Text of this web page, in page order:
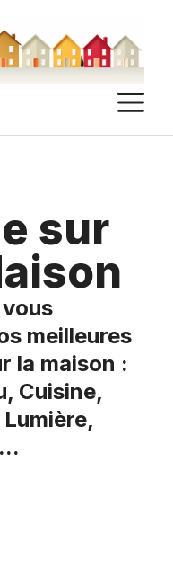
sur
meilleures
la maison :
Cuisine,